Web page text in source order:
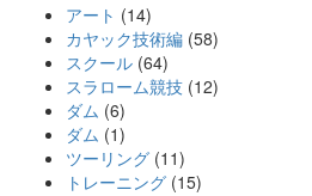
アート (14)
カヤック技術編 (58)
スクール (64)
スラローム競技 (12)
ダム (6)
ダム (1)
ツーリング (11)
トレーニング (15)